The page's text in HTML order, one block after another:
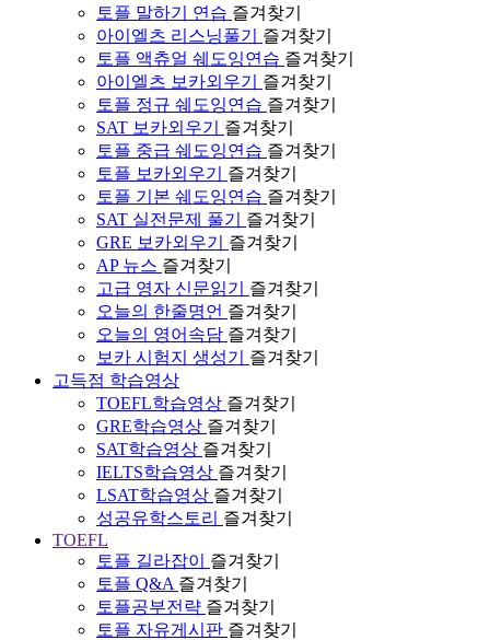
토플 말하기 연습 즐겨찾기
아이엘츠 리스닝풀기
즐겨찾기
토플 액츄얼 쉐도잉연습 즐겨찾기
아이엘츠 보카외우기
즐겨찾기
토플 정규 쉐도잉연습 즐겨찾기
SAT 보카외우기
즐겨찾기
토플 중급 쉐도잉연습 즐겨찾기
토플 보카외우기
즐겨찾기
토플 기본 쉐도잉연습 즐겨찾기
SAT 실전문제 풀기
즐겨찾기
GRE 보카외우기
즐겨찾기
AP 뉴스 즐겨찾기
고급 영자 신문읽기
즐겨찾기
오늘의 한줄명언 즐겨찾기
오늘의 영어속담 즐겨찾기
보카 시험지 생성기
즐겨찾기
고득점 학습영상
TOEFL학습영상 즐겨찾기
GRE학습영상 즐겨찾기
SAT학습영상 즐겨찾기
IELTS학습영상 즐겨찾기
LSAT학습영상 즐겨찾기
성공유학스토리 즐겨찾기
TOEFL
토플 길라잡이
즐겨찾기
토플 Q&A 즐겨찾기
토플공부전략 즐겨찾기
토플 자유게시판 즐겨찾기